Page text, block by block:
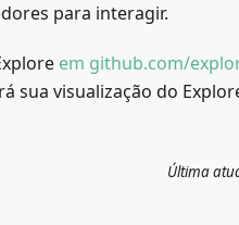
para interagir.
em github.com/
sua visualização do
Última